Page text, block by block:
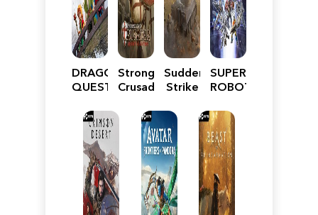
DRAGON
QUEST
Reimagined
Stronghold
Crusader:
Edition
Sudden
Strike
SUPER
ROBOT
Y